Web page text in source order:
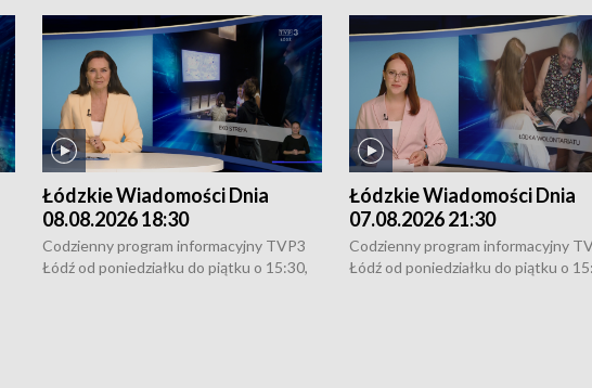
Łódzkie Wiadomości Dnia
08.08.2026 18:30
Codzienny program informacyjny TVP3
Łódź od poniedziałku do piątku o 15:30,
Łódzkie Wiadomości Dnia
07.08.2026 21:30
Codzienny program informacyjny
Łódź od poniedziałku do piątku o